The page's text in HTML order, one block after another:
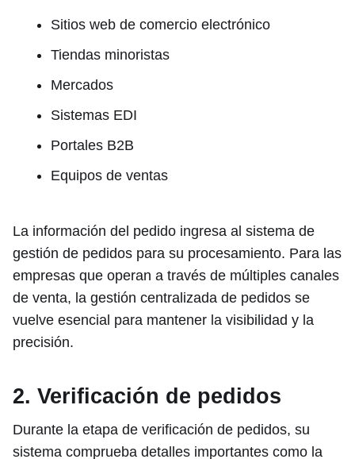
Sitios web de comercio electrónico
Tiendas minoristas
Mercados
Sistemas EDI
Portales B2B
Equipos de ventas
La información del pedido ingresa al sistema de
gestión de pedidos para su procesamiento. Para las
empresas que operan a través de múltiples canales
de venta, la gestión centralizada de pedidos se
vuelve esencial para mantener la visibilidad y la
precisión.
2. Verificación de pedidos
Durante la etapa de verificación de pedidos, su
sistema comprueba detalles importantes como la